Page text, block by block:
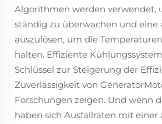
Algorithmen werden verwendet,
ständig zu überwachen und eine
auszulösen, um die
halten. Effiziente
Schlüssel zur Steigerung der
Zuverlässigkeit von
Forschungen zeigen. Und wenn
haben sich Ausfallraten mit einer